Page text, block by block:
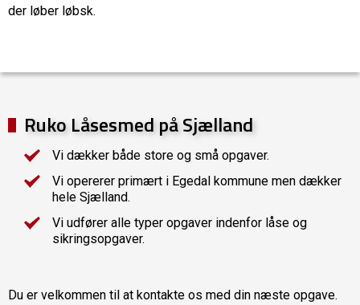
der løber løbsk.
Ruko Låsesmed på Sjælland
Vi dækker både store og små opgaver.
Vi opererer primært i Egedal kommune men dækker
hele Sjælland.
Vi udfører alle typer opgaver indenfor låse og
sikringsopgaver.
Du er velkommen til at kontakte os med din næste opgave.